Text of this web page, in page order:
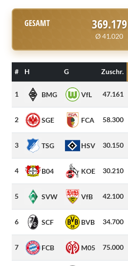
GESAMT 369.179
Ø 41.020
# H G Zuschr.
1 BMG VfL 47.161
2 SGE FCA 58.300
3 TSG HSV 30.150
4 B04 KOE 30.210
5 SVW VfB 42.100
6 SCF BVB 34.700
7 FCB M05 75.000